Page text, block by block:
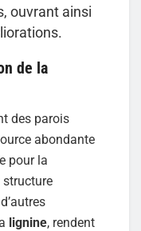
ouvrant ainsi
de la
des parois
abondante
pour la
lignine, rendent